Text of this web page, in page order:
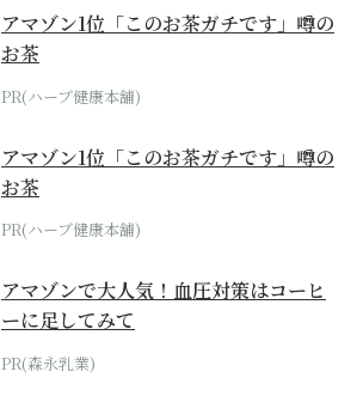
アマゾン1位「このお茶ガチです」噂の
お茶
PR(ハーブ健康本舗)
アマゾン1位「このお茶ガチです」噂の
お茶
PR(ハーブ健康本舗)
アマゾンで大人気！血圧対策はコーヒ
ーに足してみて
PR(森永乳業)